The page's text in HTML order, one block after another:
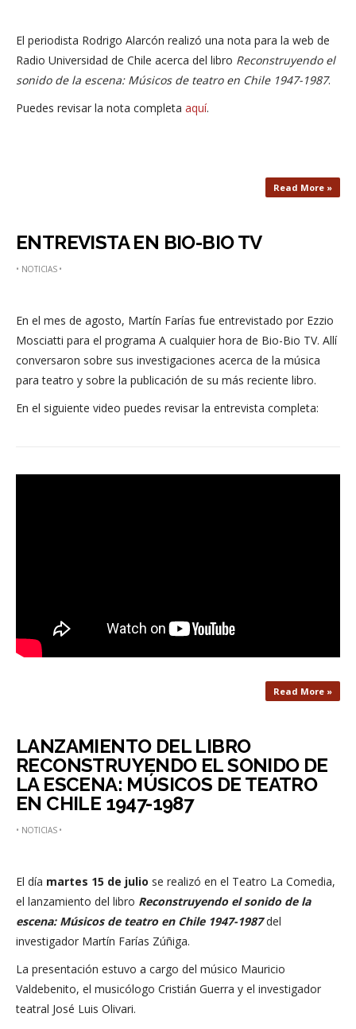
El periodista Rodrigo Alarcón realizó una nota para la web de
Radio Universidad de Chile acerca del libro Reconstruyendo el
sonido de la escena: Músicos de teatro en Chile 1947-1987.
Puedes revisar la nota completa aquí.
Read More »
ENTREVISTA EN BIO-BIO TV
• NOTICIAS•
En el mes de agosto, Martín Farías fue entrevistado por Ezzio
Mosciatti para el programa A cualquier hora de Bio-Bio TV. Allí
conversaron sobre sus investigaciones acerca de la música
para teatro y sobre la publicación de su más reciente libro.
En el siguiente video puedes revisar la entrevista completa:
Read More »
LANZAMIENTO DEL LIBRO
RECONSTRUYENDO EL SONIDO DE
LA ESCENA: MÚSICOS DE TEATRO
EN CHILE 1947-1987
• NOTICIAS•
El día martes 15 de julio se realizó en el Teatro La Comedia,
el lanzamiento del libro Reconstruyendo el sonido de la
escena: Músicos de teatro en Chile 1947-1987del
investigador Martín Farías Zúñiga.
La presentación estuvo a cargo del músico Mauricio
Valdebenito, el musicólogo Cristián Guerra y el investigador
teatral José Luis Olivari.